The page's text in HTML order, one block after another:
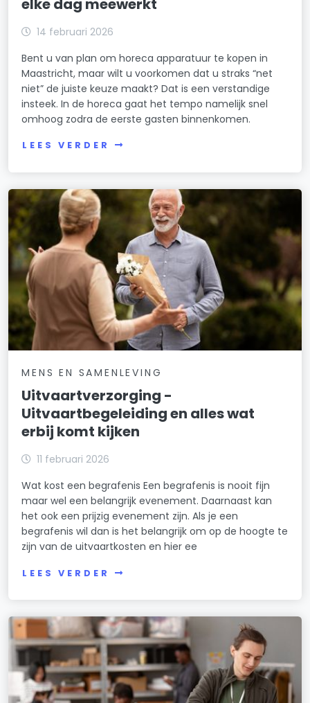
elke dag meewerkt
14 februari 2026
Bent u van plan om horeca apparatuur te kopen in
Maastricht, maar wilt u voorkomen dat u straks “net
niet” de juiste keuze maakt? Dat is een verstandige
insteek. In de horeca gaat het tempo namelijk snel
omhoog zodra de eerste gasten binnenkomen.
LEES VERDER
MENS EN SAMENLEVING
Uitvaartverzorging -
Uitvaartbegeleiding en alles wat
erbij komt kijken
11 februari 2026
Wat kost een begrafenis Een begrafenis is nooit fijn
maar wel een belangrijk evenement. Daarnaast kan
het ook een prijzig evenement zijn. Als je een
begrafenis wil dan is het belangrijk om op de hoogte te
zijn van de uitvaartkosten en hier ee
LEES VERDER